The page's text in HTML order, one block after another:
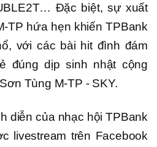
Đặc biệt, sự xuất
TP hứa hẹn khiến TPBank
với các bài hit đình đám
đúng dịp sinh nhật cộng
Tùng M-TP - SKY.
diễn của nhạc hội TPBank
livestream trên Facebook